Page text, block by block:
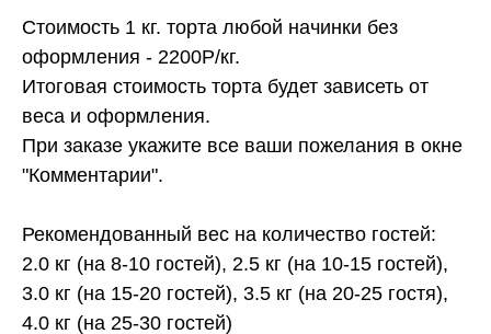
Стоимость 1 кг. торта любой начинки без
оформления - 2200Р/кг.
Итоговая стоимость торта будет зависеть от
веса и оформления.
При заказе укажите все ваши пожелания в окне
"Комментарии".
Рекомендованный вес на количество гостей:
2.0 кг (на 8-10 гостей), 2.5 кг (на 10-15 гостей),
3.0 кг (на 15-20 гостей), 3.5 кг (на 20-25 гостя),
4.0 кг (на 25-30 гостей)